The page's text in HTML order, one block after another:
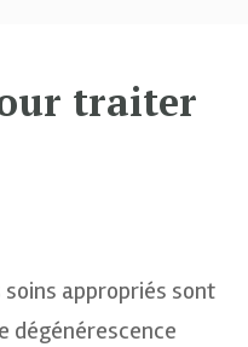
traiter
appropriés sont
dégénérescence